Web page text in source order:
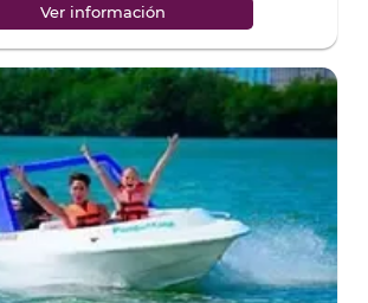
Ver información